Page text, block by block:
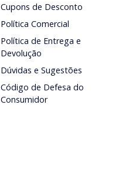
Cupons de Desconto
Política Comercial
Política de Entrega e
Devolução
Dúvidas e Sugestões
Código de Defesa do
Consumidor